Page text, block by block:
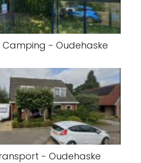
Camping - Oudehaske
- Oudehaske